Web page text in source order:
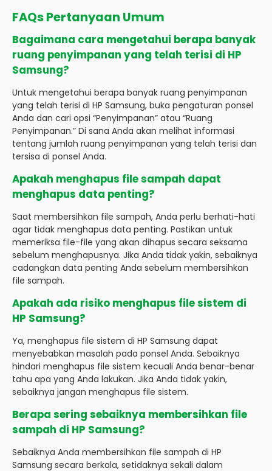
FAQs Pertanyaan Umum
Bagaimana cara mengetahui berapa banyak
ruang penyimpanan yang telah terisi di HP
Samsung?
Untuk mengetahui berapa banyak ruang penyimpanan
yang telah terisi di HP Samsung, buka pengaturan ponsel
Anda dan cari opsi “Penyimpanan” atau “Ruang
Penyimpanan.” Di sana Anda akan melihat informasi
tentang jumlah ruang penyimpanan yang telah terisi dan
tersisa di ponsel Anda.
Apakah menghapus file sampah dapat
menghapus data penting?
Saat membersihkan file sampah, Anda perlu berhati-hati
agar tidak menghapus data penting. Pastikan untuk
memeriksa file-file yang akan dihapus secara seksama
sebelum menghapusnya. Jika Anda tidak yakin, sebaiknya
cadangkan data penting Anda sebelum membersihkan
file sampah.
Apakah ada risiko menghapus file sistem di
HP Samsung?
Ya, menghapus file sistem di HP Samsung dapat
menyebabkan masalah pada ponsel Anda. Sebaiknya
hindari menghapus file sistem kecuali Anda benar-benar
tahu apa yang Anda lakukan. Jika Anda tidak yakin,
sebaiknya jangan menghapus file sistem.
Berapa sering sebaiknya membersihkan file
sampah di HP Samsung?
Sebaiknya Anda membersihkan file sampah di HP
Samsung secara berkala, setidaknya sekali dalam